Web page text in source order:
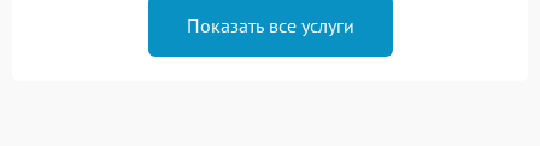
Показать все услуги